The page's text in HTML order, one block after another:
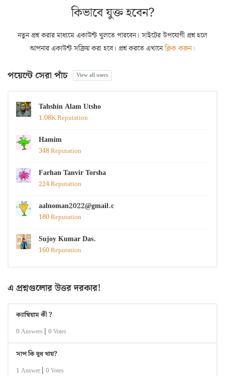
কিভাবে যুক্ত হবেন?
নতুন প্রশ্ন করার মাধ্যমে একাউন্ট খুলতে পারবেন। সাইটের উপযোগী প্রশ্ন হলে
আপনার একাউন্ট সক্রিয় করা হবে। প্রশ্ন করতে এখানেক্লিক করুন।
পয়েন্টে সেরা পাঁচ View all users
Tahshin Alam Utsho
1.08K Reputation
Hamim
348 Reputation
Farhan Tanvir Torsha
224 Reputation
aalnoman2022@gmail.com
180 Reputation
Sujoy Kumar Das.
160 Reputation
এ প্রশ্নগুলোর উত্তর দরকার!
ক্যাম্বিয়াম কী ?
0 Answers | 0 Votes
সাপ কি দুধ খায়?
1 Answer | 0 Votes